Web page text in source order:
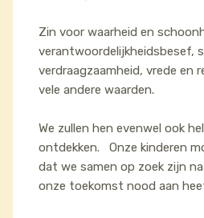
Zin voor waarheid en
verantwoordelijkheidsbesef,
verdraagzaamheid, vrede en
vele andere waarden.
We zullen hen evenwel ook
ontdekken. Onze kinderen
dat we samen op zoek zijn
onze toekomst nood aan